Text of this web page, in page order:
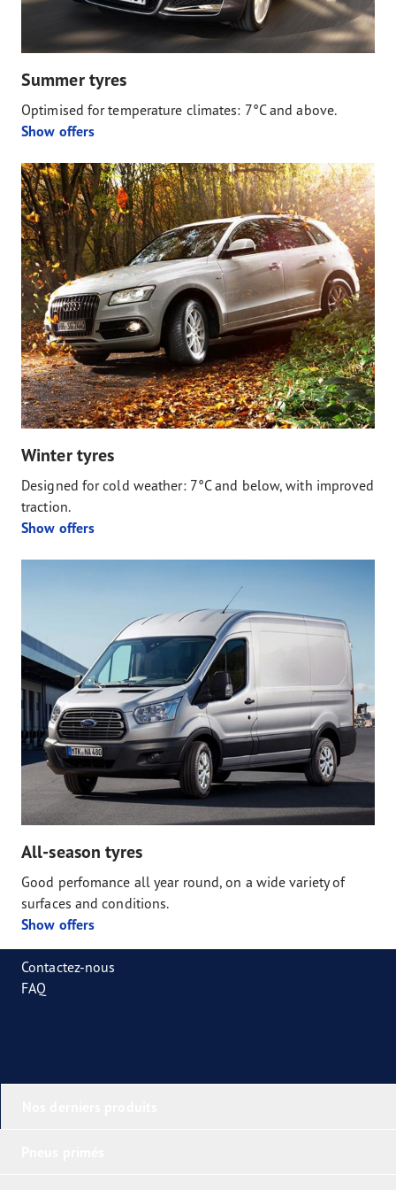
Summer tyres
Optimised for temperature climates: 7°C and above.
Show offers
Winter tyres
Designed for cold weather: 7°C and below, with improved
traction.
Show offers
All-season tyres
Good perfomance all year round, on a wide variety of
surfaces and conditions.
Show offers
Contactez-nous
FAQ